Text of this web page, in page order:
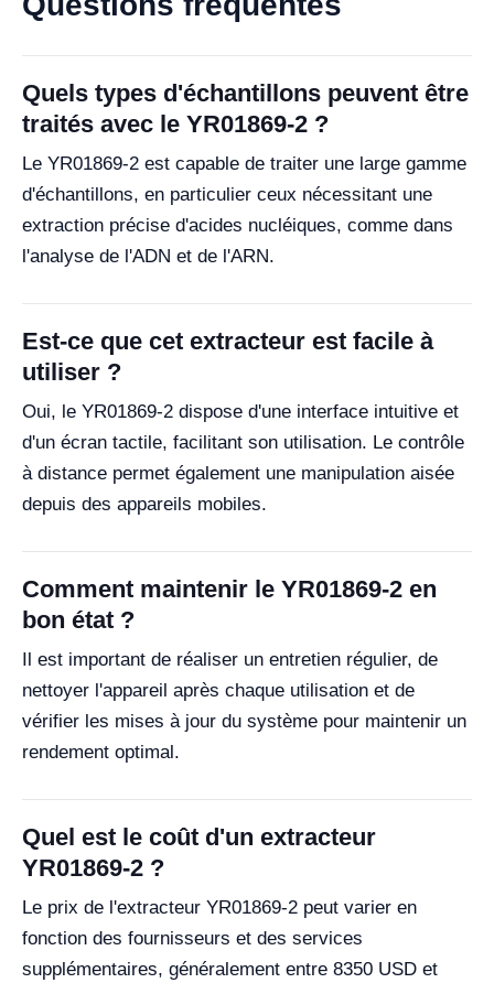
Quels types d'échantillons peuvent être
traités avec le YR01869-2 ?
Le YR01869-2 est capable de traiter une large gamme
d'échantillons, en particulier ceux nécessitant une
extraction précise d'acides nucléiques, comme dans
l'analyse de l'ADN et de l'ARN.
Est-ce que cet extracteur est facile à
utiliser ?
Oui, le YR01869-2 dispose d'une interface intuitive et
d'un écran tactile, facilitant son utilisation. Le contrôle
à distance permet également une manipulation aisée
depuis des appareils mobiles.
Comment maintenir le YR01869-2 en
bon état ?
Il est important de réaliser un entretien régulier, de
nettoyer l'appareil après chaque utilisation et de
vérifier les mises à jour du système pour maintenir un
rendement optimal.
Quel est le coût d'un extracteur
YR01869-2 ?
Le prix de l'extracteur YR01869-2 peut varier en
fonction des fournisseurs et des services
supplémentaires, généralement entre 8350 USD et